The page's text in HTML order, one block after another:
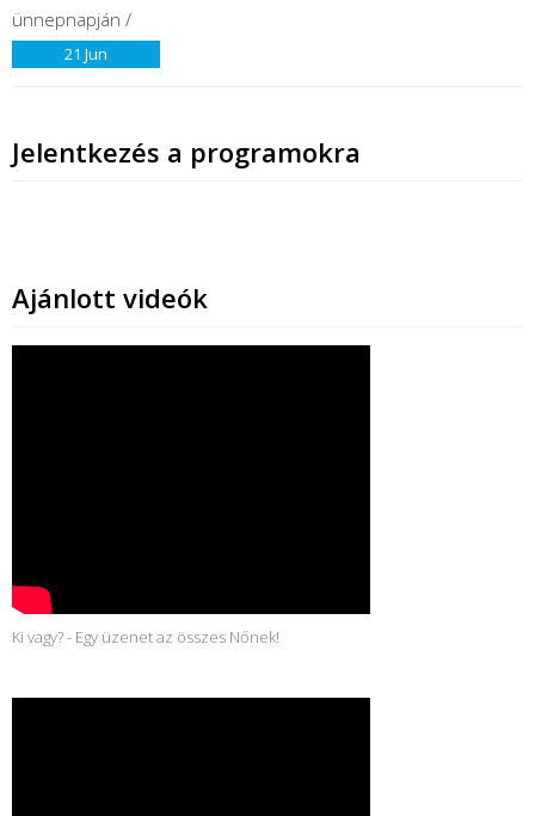
21 Jun
Jelentkezés a programokra
Ajánlott videók
Ki vagy? - Egy üzenet az összes Nőnek!